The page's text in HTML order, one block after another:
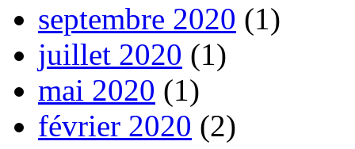
septembre 2020 (1)
juillet 2020 (1)
mai 2020 (1)
février 2020 (2)